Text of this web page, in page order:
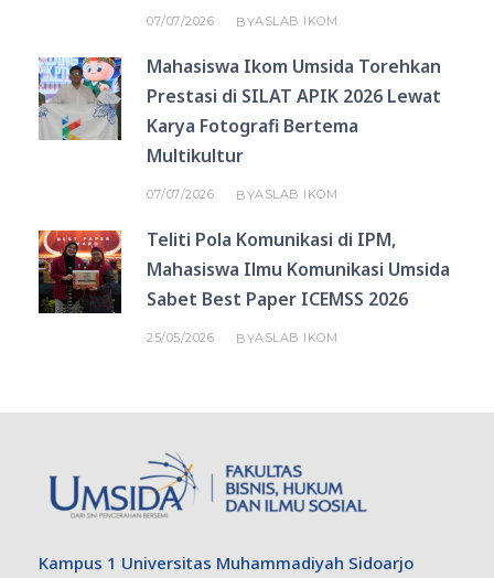
07/07/2026 BYASLAB IKOM
Mahasiswa Ikom Umsida Torehkan
Prestasi di SILAT APIK 2026 Lewat
Karya Fotografi Bertema
Multikultur
07/07/2026 BYASLAB IKOM
Teliti Pola Komunikasi di IPM,
Mahasiswa Ilmu Komunikasi Umsida
Sabet Best Paper ICEMSS 2026
25/05/2026 BYASLAB IKOM
Kampus 1 Universitas Muhammadiyah Sidoarjo